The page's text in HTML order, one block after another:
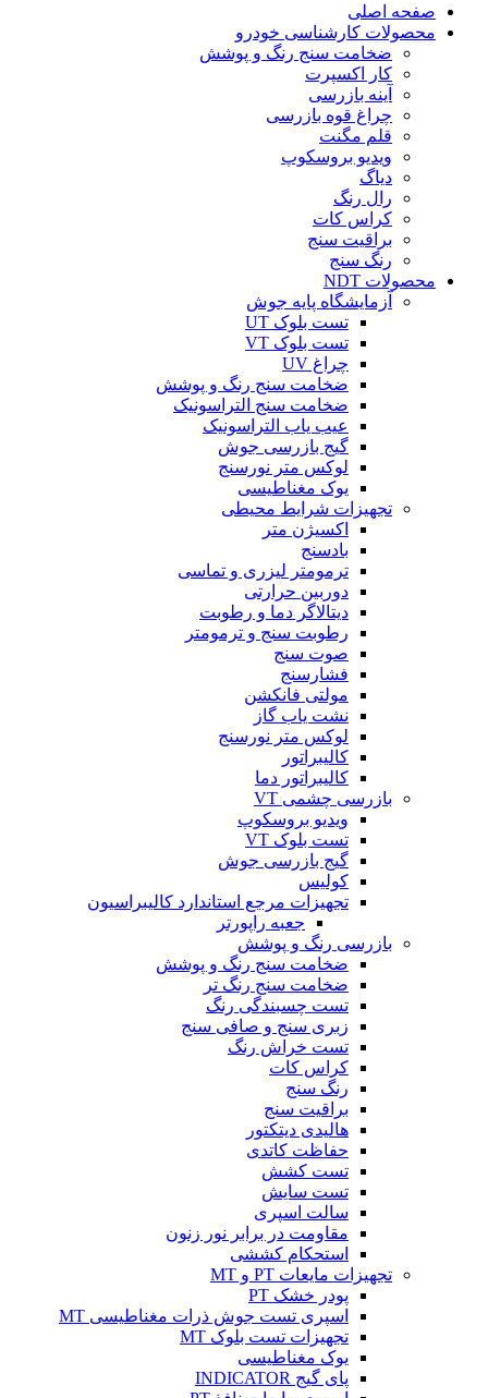
صفحه اصلی
محصولات کارشناسی خودرو
ضخامت سنج رنگ و پوشش
کار اکسپرت
آینه بازرسی
چراغ قوه بازرسی
قلم مگنت
ویدیو بروسکوپ
دیاگ
رال رنگ
کراس کات
براقیت سنج
رنگ سنج
محصولات NDT
آزمایشگاه پایه جوش
تست بلوک UT
تست بلوک VT
چراغ UV
ضخامت سنج رنگ و پوشش
ضخامت سنج التراسونیک
عیب یاب التراسونیک
گیج بازرسی جوش
لوکس متر نورسنج
یوک مغناطیسی
تجهیزات شرایط محیطی
اکسیژن متر
بادسنج
ترمومتر لیزری و تماسی
دوربین حرارتی
دیتالاگر دما و رطوبت
رطوبت سنج و ترمومتر
صوت سنج
فشارسنج
مولتی فانکشن
نشت یاب گاز
لوکس متر نورسنج
کالیبراتور
کالیبراتور دما
بازرسی چشمی VT
ویدیو بروسکوپ
تست بلوک VT
گیج بازرسی جوش
کولیس
تجهیزات مرجع استاندارد کالیبراسیون
جعبه راپورتر
بازرسی رنگ و پوشش
ضخامت سنج رنگ و پوشش
ضخامت سنج رنگ تر
تست چسبندگی رنگ
زبری سنج و صافی سنج
تست خراش رنگ
کراس کات
رنگ سنج
براقیت سنج
هالیدی دیتکتور
حفاظت کاتدی
تست کشش
تست سایش
سالت اسپری
مقاومت در برابر نور زنون
استحکام کششی
تجهیزات مایعات PT و MT
پودر خشک PT
اسپری تست جوش ذرات مغناطیسی MT
تجهیزات تست بلوک MT
یوک مغناطیسی
پای گیج INDICATOR